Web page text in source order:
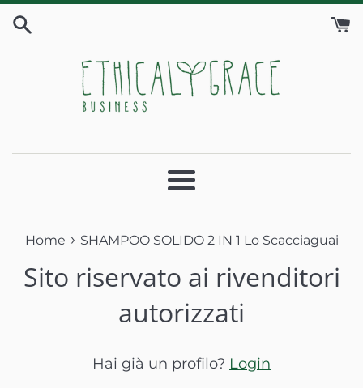
direttamente
Menu
Home › SHAMPOO SOLIDO 2 IN 1 Lo Scacciaguai
Sito riservato ai rivenditori
autorizzati
Hai già un profilo? Login